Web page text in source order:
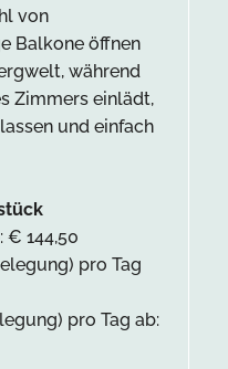
von
Balkone öffnen
während
Zimmers einlädt,
und einfach
€ 144,50
pro Tag
pro Tag ab: